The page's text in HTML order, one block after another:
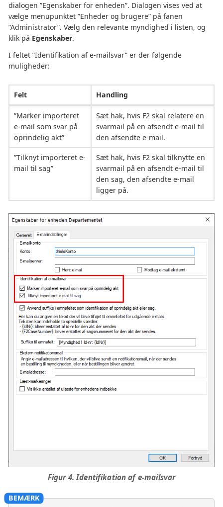
dialogen ”Egenskaber for enheden”. Dialogen vises ved at
vælge menupunktet ”Enheder og brugere” på fanen
”Administrator”. Vælg den relevante myndighed i listen, og
klik på Egenskaber.
I feltet ”Identifikation af e-mailsvar” er der følgende
muligheder:
Felt Handling
”Marker importeret
e-mail som svar på
oprindelig akt”
Sæt hak, hvis F2 skal relatere en
svarmail på en afsendt e-mail til
den afsendte e-mail.
”Tilknyt importeret e-
mail til sag”
Sæt hak, hvis F2 skal tilknytte en
svarmail på en afsendt e-mail til
den sag, den afsendte e-mail
ligger på.
Figur 4. Identifikation af e-mailsvar